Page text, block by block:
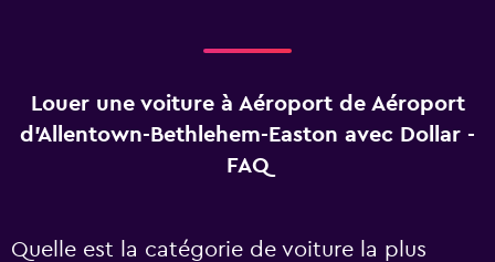
Louer une voiture à Aéroport de Aéroport
d'Allentown-Bethlehem-Easton avec Dollar -
FAQ
Quelle est la catégorie de voiture la plus